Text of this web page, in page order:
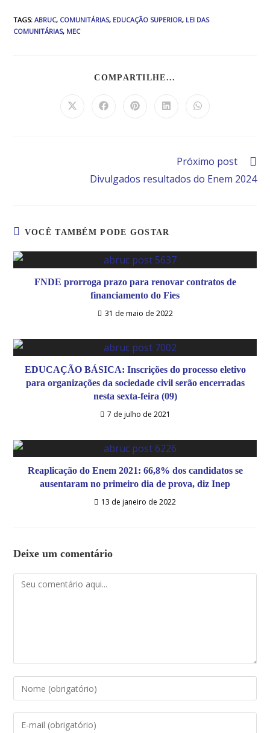
TAGS:ABRUC, COMUNITÁRIAS, EDUCAÇÃO SUPERIOR, LEI DAS
COMUNITÁRIAS, MEC
COMPARTILHE...
Próximo post
Divulgados resultados do Enem 2024
VOCÊ TAMBÉM PODE GOSTAR
FNDE prorroga prazo para renovar contratos de
financiamento do Fies
31 de maio de 2022
EDUCAÇÃO BÁSICA: Inscrições do processo eletivo
para organizações da sociedade civil serão encerradas
nesta sexta-feira (09)
7 de julho de 2021
Reaplicação do Enem 2021: 66,8% dos candidatos se
ausentaram no primeiro dia de prova, diz Inep
13 de janeiro de 2022
Deixe um comentário